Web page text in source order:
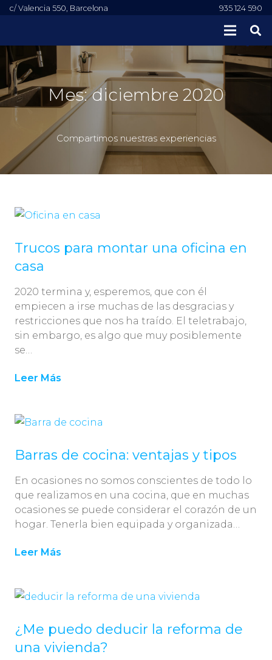
c/ Valencia 550, Barcelona 935 124 590
Mes:diciembre 2020
Compartimos nuestras experiencias
Trucos para montar una oficina en
casa
2020 termina y, esperemos, que con él
empiecen a irse muchas de las desgracias y
restricciones que nos ha traído. El teletrabajo,
sin embargo, es algo que muy posiblemente
se…
Leer Más
Barras de cocina: ventajas y tipos
En ocasiones no somos conscientes de todo lo
que realizamos en una cocina, que en muchas
ocasiones se puede considerar el corazón de un
hogar. Tenerla bien equipada y organizada…
Leer Más
¿Me puedo deducir la reforma de
una vivienda?